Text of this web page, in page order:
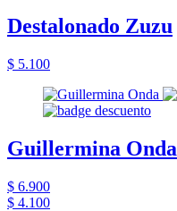
Destalonado Zuzu
$ 5.100
Guillermina Onda
$ 6.900
$ 4.100